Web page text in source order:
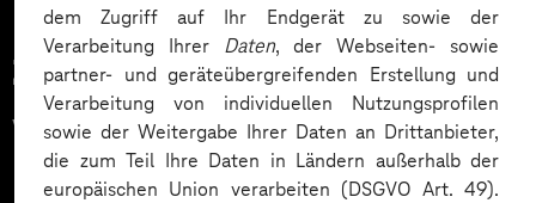
dem Zugriff auf Ihr Endgerät zu sowie der
Verarbeitung Ihrer Daten, der Webseiten- sowie
partner- und geräteübergreifenden Erstellung und
Verarbeitung von individuellen Nutzungsprofilen
sowie der Weitergabe Ihrer Daten an Drittanbieter,
die zum Teil Ihre Daten in Ländern außerhalb der
europäischen Union verarbeiten (DSGVO Art. 49).
Zahlreiche Unternehmen
vertrauen auf unsere
Expertise. Hier eine Auswahl: